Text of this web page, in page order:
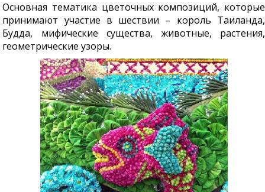
Основная тематика цветочных композиций, которые
принимают участие в шествии – король Таиланда,
Будда, мифические существа, животные, растения,
геометрические узоры.